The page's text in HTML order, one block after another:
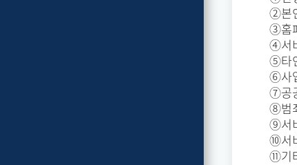
②본
③홈
④서
⑤타
⑥사
⑦공
⑧범
⑨서
⑩서
⑪기